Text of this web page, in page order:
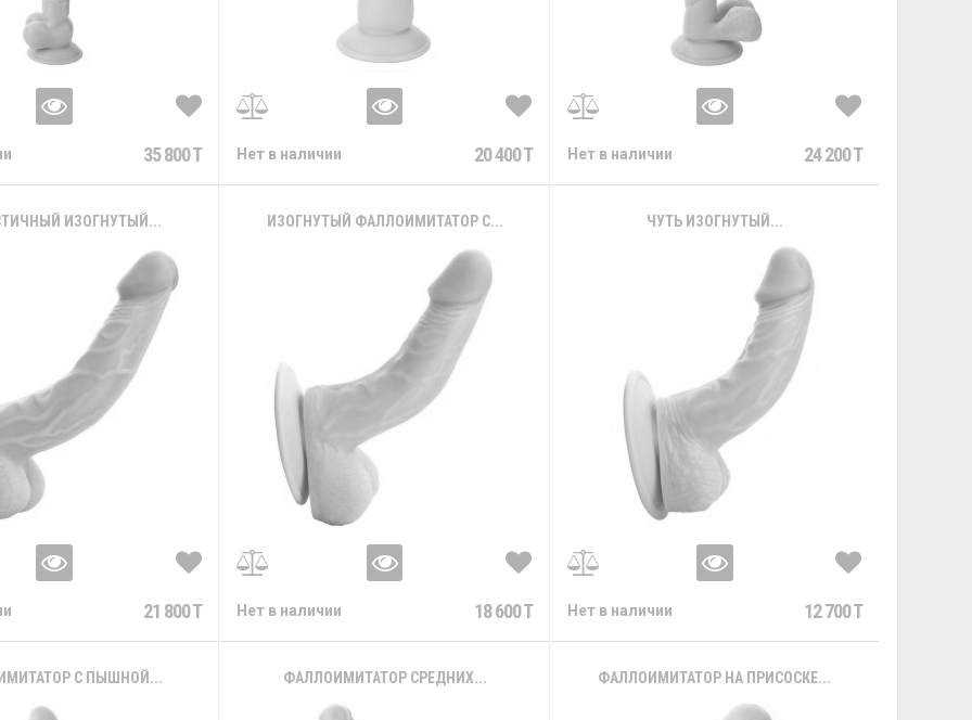
35 800 T Нет в наличии 20 400 T Нет в наличии 24 200 T
ИЗОГНУТЫЙ...
21 800 T
ИЗОГНУТЫЙ ФАЛЛОИМИТАТОР С...
Нет в наличии 18 600 T
ЧУТЬ ИЗОГНУТЫЙ...
Нет в наличии 12 700 T
С ПЫШНОЙ... ФАЛЛОИМИТАТОР СРЕДНИХ... ФАЛЛОИМИТАТОР НА ПРИСОСКЕ...